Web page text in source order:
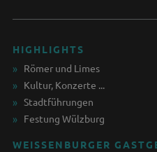
HIGHLIGHTS
Römer und Limes
Kultur, Konzerte ...
Stadtführungen
Festung Wülzburg
WEISSENBURGER